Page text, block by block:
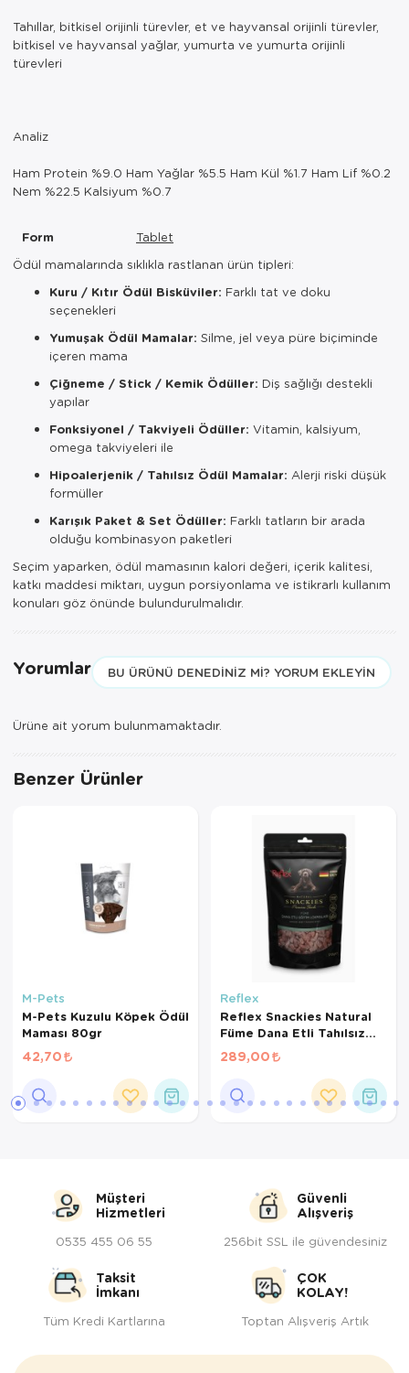
Tahıllar, bitkisel orijinli türevler, et ve hayvansal orijinli türevler,
bitkisel ve hayvansal yağlar, yumurta ve yumurta orijinli
türevleri
Analiz
Ham Protein %9.0 Ham Yağlar %5.5 Ham Kül %1.7 Ham Lif %0.2
Nem %22.5 Kalsiyum %0.7
Form
Tablet
Ödül mamalarında sıklıkla rastlanan ürün tipleri:
Kuru / Kıtır Ödül Bisküviler: Farklı tat ve doku
seçenekleri
Yumuşak Ödül Mamalar: Silme, jel veya püre biçiminde
içeren mama
Çiğneme / Stick / Kemik Ödüller: Diş sağlığı destekli
yapılar
Fonksiyonel / Takviyeli Ödüller: Vitamin, kalsiyum,
omega takviyeleri ile
Hipoalerjenik / Tahılsız Ödül Mamalar: Alerji riski düşük
formüller
Karışık Paket & Set Ödüller: Farklı tatların bir arada
olduğu kombinasyon paketleri
Seçim yaparken, ödül mamasının kalori değeri, içerik kalitesi,
katkı maddesi miktarı, uygun porsiyonlama ve istikrarlı kullanım
konuları göz önünde bulundurulmalıdır.
Yorumlar BU ÜRÜNÜ DENEDINIZ MI? YORUM EKLEYIN
Ürüne ait yorum bulunmamaktadır.
Benzer Ürünler
M-Pets
M-Pets Kuzulu Köpek Ödül
Maması 80gr
42,70
Reflex
Reflex Snackies Natural
Füme Dana Etli Tahılsız
Köpek Eğitim Lokmaları
170gr
289,00
Müşteri
Hizmetleri
0535 455 06 55
Güvenli
Alışveriş
256bit SSL ile güvendesiniz
Taksit
İmkanı
Tüm Kredi Kartlarına
ÇOK
KOLAY!
Toptan Alışveriş Artık